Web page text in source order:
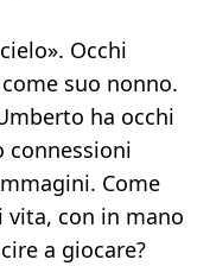
Occhi
suo nonno.
ha occhi
connessioni
Come
vita, con in mano
a giocare?